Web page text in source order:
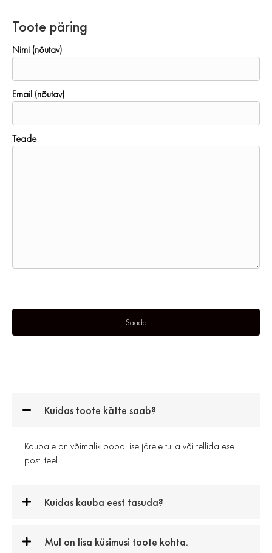
Toote päring
Nimi (nõutav)
Email (nõutav)
Teade
Kuidas toote kätte saab?
Kaubale on võimalik poodi ise järele tulla või tellida ese
posti teel.
Kuidas kauba eest tasuda?
Mul on lisa küsimusi toote kohta.